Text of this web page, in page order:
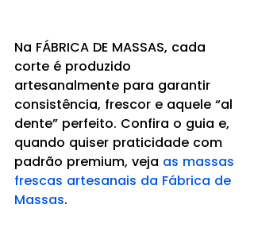
Na FÁBRICA DE MASSAS, cada
corte é produzido
artesanalmente para garantir
consistência, frescor e aquele “al
dente” perfeito. Confira o guia e,
quando quiser praticidade com
padrão premium, veja as massas
frescas artesanais da Fábrica de
Massas.